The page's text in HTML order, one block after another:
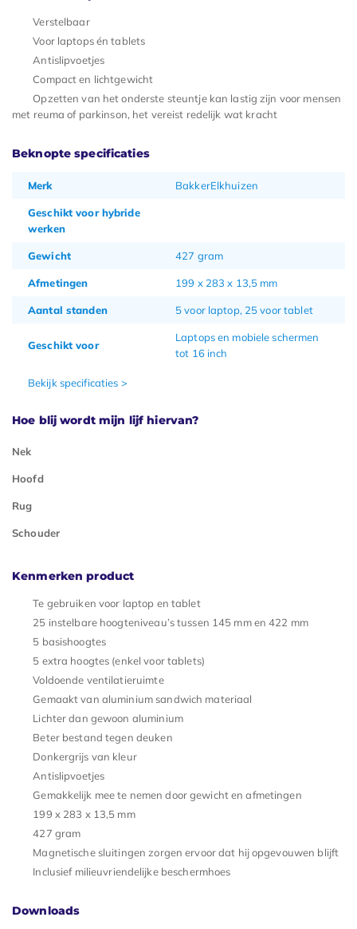
Verstelbaar
Voor laptops én tablets
Antislipvoetjes
Compact en lichtgewicht
Opzetten van het onderste steuntje kan lastig zijn voor mensen
met reuma of parkinson, het vereist redelijk wat kracht
Beknopte specificaties
Merk BakkerElkhuizen
Geschikt voor hybride
werken
Gewicht 427 gram
Afmetingen 199 x 283 x 13,5 mm
Aantal standen 5 voor laptop, 25 voor tablet
Geschikt voor
Laptops en mobiele schermen
tot 16 inch
Bekijk specificaties >
Hoe blij wordt mijn lijf hiervan?
Nek
Hoofd
Rug
Schouder
Kenmerken product
Te gebruiken voor laptop en tablet
25 instelbare hoogteniveau’s tussen 145 mm en 422 mm
5 basishoogtes
5 extra hoogtes (enkel voor tablets)
Voldoende ventilatieruimte
Gemaakt van aluminium sandwich materiaal
Lichter dan gewoon aluminium
Beter bestand tegen deuken
Donkergrijs van kleur
Antislipvoetjes
Gemakkelijk mee te nemen door gewicht en afmetingen
199 x 283 x 13,5 mm
427 gram
Magnetische sluitingen zorgen ervoor dat hij opgevouwen blijft
Inclusief milieuvriendelijke beschermhoes
Downloads